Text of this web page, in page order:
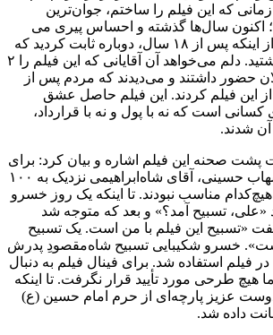
که این فیلم را ساختم، جوان‌ترین
اکنون سال‌ها گذشته و احساس پیری می
کنم. اما سپاسگزارم از اینکه پس از ۱۸ سال، دوباره ثابت کردید که
این فیلم را دوست داشتید. دلم می‌خواهد آن آقایانی که این فیلم را ۲
حضور داشتند و می‌دیدند که مردم پس از
این فیلم کردند. این فیلم حاصل عشق
است که نه با پول و نه با قرارداد،
آن شدند.
پشت صحنه این فیلم اشاره و بیان کرد: برای
صحنه تسبیح دست شهاب حسینی، آقای شاه‌ابراهیمی نزدیک به ۱۰۰
هیچ‌کدام مناسب نبودند. تا اینکه یک روز خسرو
«علی، تسبیح آمد؟» و بعد که متوجه شد
«تسبیح این فیلم با من است. یک تسبیح
خسرو شکیبایی تسبیح شاه‌مقصودِ پدرش
فیلم استفاده شد. برای فینال فیلم به دنبال
هیچ طرحی مورد تأیید قرار نگرفت. تا اینکه
عزیز پارچه‌ای از حرم امام حسین (ع)
داده شد.